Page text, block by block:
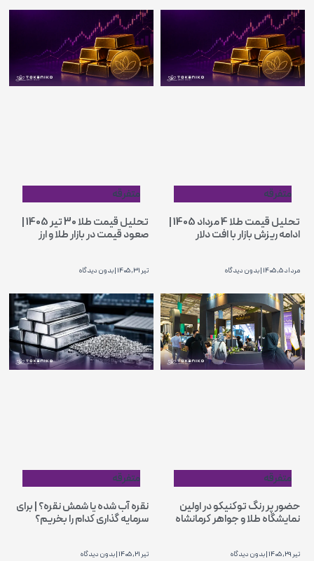
متفرقه
تحلیل قیمت طلا 4 مرداد 1405 |
ادامه ریزش بازار با افت دلار
مرداد 5, 1405 بدون دیدگاه
متفرقه
تحلیل قیمت طلا 30 تیر 1405 |
صعود قیمت در بازار طلا و ارز
تیر 31, 1405 بدون دیدگاه
متفرقه
حضور پر رنگ توکنیکو در اولین
نمایشگاه طلا و جواهر کرمانشاه
تیر 29, 1405 بدون دیدگاه
متفرقه
نقره آب شده یا شمش نقره؟ | برای
سرمایه گذاری کدام را بخریم؟
تیر 21, 1405 بدون دیدگاه